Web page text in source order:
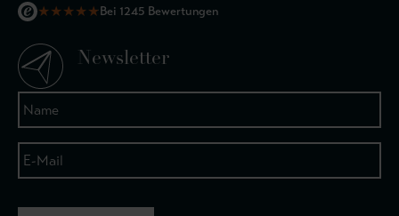
★★★★★Bei 1245 Bewertungen
Newsletter